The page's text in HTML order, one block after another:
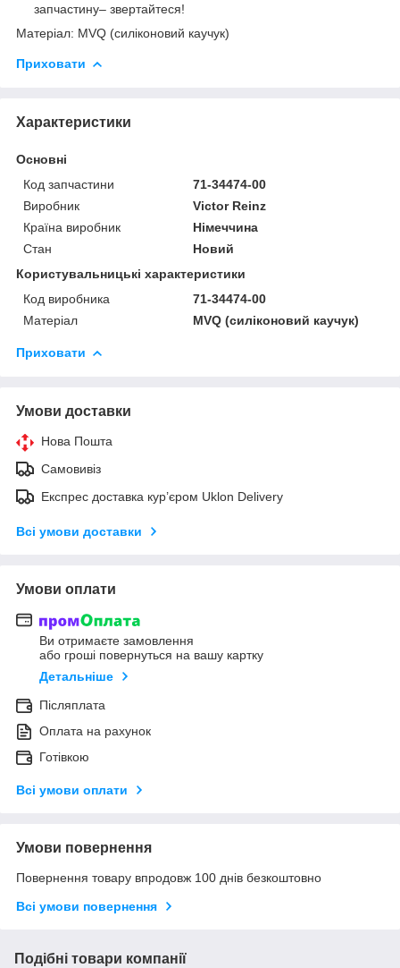
запчастину– звертайтеся!
Матеріал: MVQ (силіконовий каучук)
Приховати
Характеристики
Основні
Код запчастини
71-34474-00
Виробник
Victor Reinz
Країна виробник
Німеччина
Стан
Новий
Користувальницькі характеристики
Код виробника
71-34474-00
Матеріал
MVQ (силіконовий каучук)
Приховати
Умови доставки
Нова Пошта
Самовивіз
Експрес доставка кур’єром Uklon Delivery
Всі умови доставки
Умови оплати
Ви отримаєте замовлення
або гроші повернуться на вашу картку
Детальніше
Післяплата
Оплата на рахунок
Готівкою
Всі умови оплати
Умови повернення
Повернення товару впродовж 100 днів безкоштовно
Всі умови повернення
Подібні товари компанії